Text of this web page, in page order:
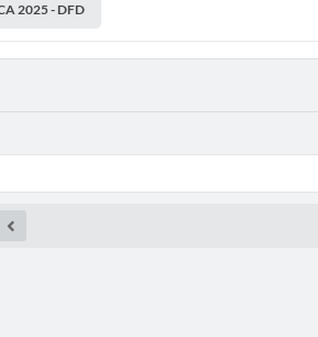
2025 - DFD